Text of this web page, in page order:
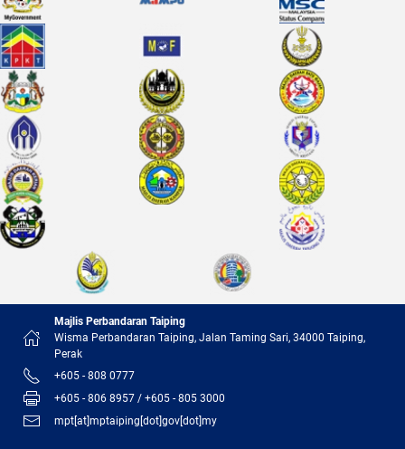
Majlis Perbandaran Taiping
Wisma Perbandaran Taiping, Jalan Taming Sari, 34000 Taiping,
Perak
+605 - 808 0777
+605 - 806 8957 / +605 - 805 3000
mpt[at]mptaiping[dot]gov[dot]my